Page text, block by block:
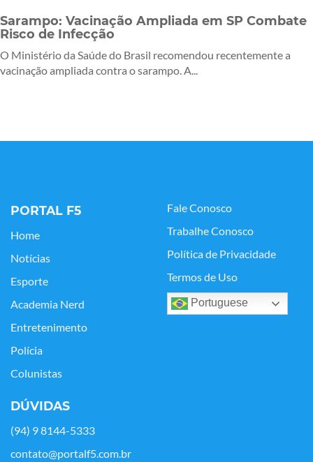
Sarampo: Vacinação Ampliada em SP Combate
Risco de Infecção
O Ministério da Saúde do Brasil recomendou recentemente a
vacinação ampliada contra o sarampo. A...
PORTAL F5
Home
Notícias
Esporte
Academia Nerd
Entretenimento
Polícia
Colunistas
Fale Conosco
Trabalhe Conosco
Política de Privacidade
Termos de Uso
Portuguese
DÚVIDAS
(94) 9 8144-5333
contato@portalf5.com.br